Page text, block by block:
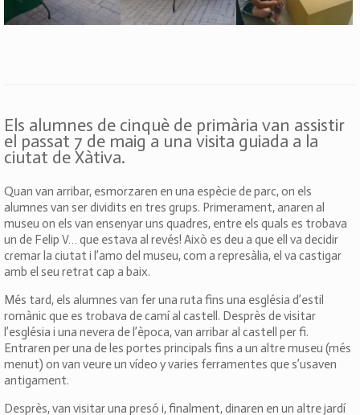
Els alumnes de cinquè de primària van assistir
el passat 7 de maig a una visita guiada a la
ciutat de Xàtiva.
Quan van arribar, esmorzaren en una espècie de parc, on els
alumnes van ser dividits en tres grups. Primerament, anaren al
museu on els van ensenyar uns quadres, entre els quals es trobava
un de Felip V… que estava al revés! Això es deu a que ell va decidir
cremar la ciutat i l’amo del museu, com a represàlia, el va castigar
amb el seu retrat cap a baix.
Més tard, els alumnes van fer una ruta fins una església d’estil
romànic que es trobava de camí al castell. Desprès de visitar
l’església i una nevera de l’època, van arribar al castell per fi.
Entraren per una de les portes principals fins a un altre museu (més
menut) on van veure un vídeo y varies ferramentes que s’usaven
antigament.
Desprès, van visitar una presó i, finalment, dinaren en un altre jardí